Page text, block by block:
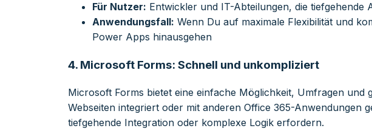
Für Nutzer: Entwickler und IT-Abteilungen, die tiefgehende
Anwendungsfall: Wenn Du auf maximale Flexibilität und
Power Apps hinausgehen
4. Microsoft Forms: Schnell und unkompliziert
Microsoft Forms bietet eine einfache Möglichkeit, Umfragen
Webseiten integriert oder mit anderen Office 365-Anwendungen
tiefgehende Integration oder komplexe Logik erfordern.